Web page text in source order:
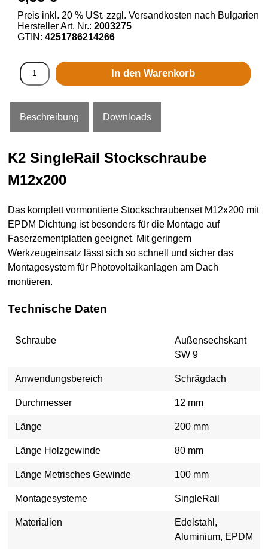
Preis inkl. 20 % USt. zzgl. Versandkosten nach Bulgarien
Hersteller Art. Nr.:2003275
GTIN:4251786214266
In den Warenkorb
Beschreibung Downloads
K2 SingleRail Stockschraube
M12x200
Das komplett vormontierte Stockschraubenset M12x200 mit
EPDM Dichtung ist besonders für die Montage auf
Faserzementplatten geeignet. Mit geringem
Werkzeugeinsatz lässt sich so schnell und sicher das
Montagesystem für Photovoltaikanlagen am Dach
montieren.
Technische Daten
Schraube
Außensechskant
SW 9
Anwendungsbereich Schrägdach
Durchmesser 12 mm
Länge 200 mm
Länge Holzgewinde 80 mm
Länge Metrisches Gewinde 100 mm
Montagesysteme SingleRail
Materialien
Edelstahl,
Aluminium, EPDM